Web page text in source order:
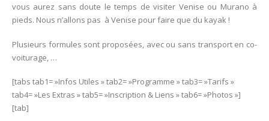
vous aurez sans doute le temps de visiter Venise ou Murano à
pieds. Nous n’allons pas à Venise pour faire que du kayak !
Plusieurs formules sont proposées, avec ou sans transport en co-
voiturage, …
[tabs tab1= »Infos Utiles » tab2= »Programme » tab3= »Tarifs »
tab4= »Les Extras » tab5= »Inscription & Liens » tab6= »Photos »]
[tab]